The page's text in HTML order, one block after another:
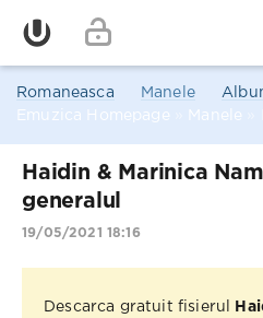
Romaneasca Manele
Emuzica Homepage
Manele
Haidin & Marinica
generalul
19/05/2021 18:16
Descarca gratuit fisierul